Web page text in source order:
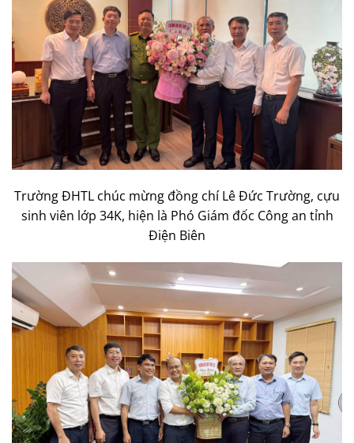
Trường ĐHTL chúc mừng đồng chí Lê Đức Trường, cựu
sinh viên lớp 34K, hiện là Phó Giám đốc Công an tỉnh
Điện Biên